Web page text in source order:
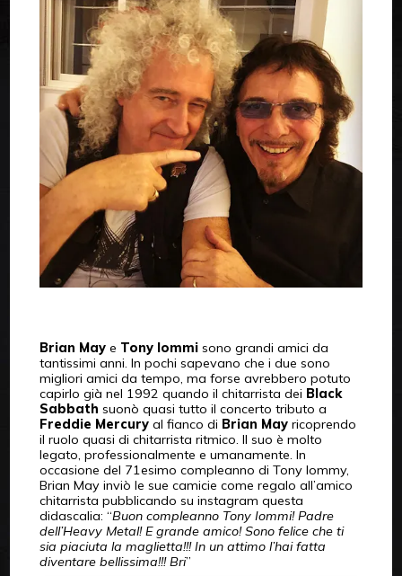
Brian Maye Tony Iommisono grandi amici da
tantissimi anni. In pochi sapevano che i due sono
migliori amici da tempo, ma forse avrebbero potuto
capirlo già nel 1992 quando il chitarrista dei Black
Sabbath suonò quasi tutto il concerto tributo a
Freddie Mercuryal fianco di Brian Mayricoprendo
il ruolo quasi di chitarrista ritmico. Il suo è molto
legato, professionalmente e umanamente. In
occasione del 71esimo compleanno di Tony Iommy,
Brian May inviò le sue camicie come regalo all’amico
chitarrista pubblicando su instagram questa
didascalia: “Buon compleanno Tony Iommi! Padre
dell’Heavy Metal! E grande amico! Sono felice che ti
sia piaciuta la maglietta!!! In un attimo l’hai fatta
diventare bellissima!!! Bri”